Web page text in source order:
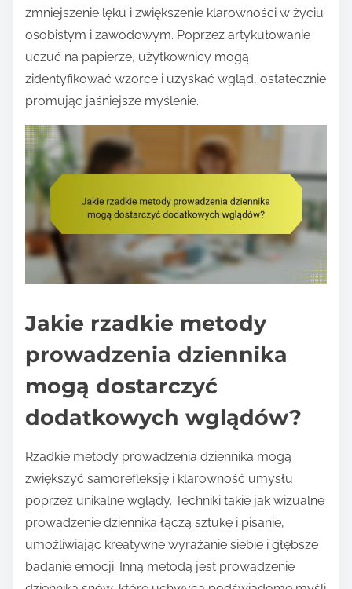
zmniejszenie lęku i zwiększenie klarowności w życiu
osobistym i zawodowym. Poprzez artykułowanie
uczuć na papierze, użytkownicy mogą
zidentyfikować wzorce i uzyskać wgląd, ostatecznie
promując jaśniejsze myślenie.
Jakie rzadkie metody
prowadzenia dziennika
mogą dostarczyć
dodatkowych wglądów?
Rzadkie metody prowadzenia dziennika mogą
zwiększyć samorefleksję i klarowność umysłu
poprzez unikalne wglądy. Techniki takie jak wizualne
prowadzenie dziennika łączą sztukę i pisanie,
umożliwiając kreatywne wyrażanie siebie i głębsze
badanie emocji. Inną metodą jest prowadzenie